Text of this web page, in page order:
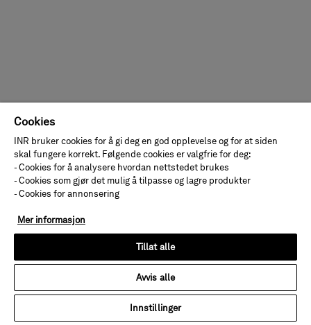
Cookies
INR bruker cookies for å gi deg en god opplevelse og for at siden
skal fungere korrekt. Følgende cookies er valgfrie for deg:
- Cookies for å analysere hvordan nettstedet brukes
- Cookies som gjør det mulig å tilpasse og lagre produkter
- Cookies for annonsering
Mer informasjon
Tillat alle
Avvis alle
Innstillinger